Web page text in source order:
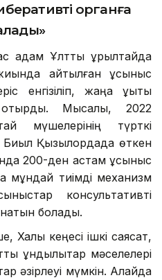
органға
қадам Ұлттық құрылтайда
айтылған ұсыныс
енгізіліп, жаңа құқықтық
отырды. Мысалы, 2022
мүшелерінің түрткі
Қызылордада өткен
200-ден астам ұсыныс
мұндай тиімді механизм
консультативті
болады.
Халық кеңесі ішкі саясат,
құндылықтар мәселелері
әзірлеуі мүмкін. Алайда